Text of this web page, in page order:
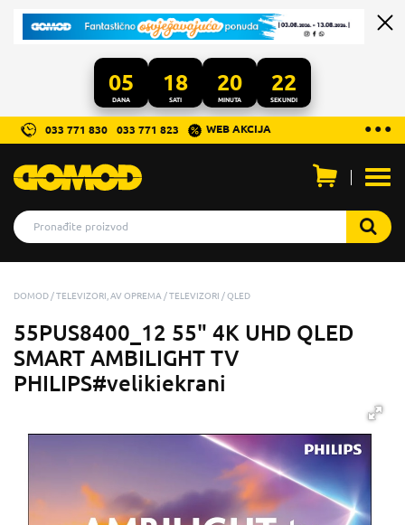
05
DANA
18
SATI
20
MINUTA
21
SEKUNDI
...
● ● ●
033 771 830 033 771 823 WEB AKCIJA
DOMOD TELEVIZORI, AV OPREMA TELEVIZORI QLED
55PUS8400_12 55" 4K UHD QLED
SMART AMBILIGHT TV
PHILIPS#velikiekrani